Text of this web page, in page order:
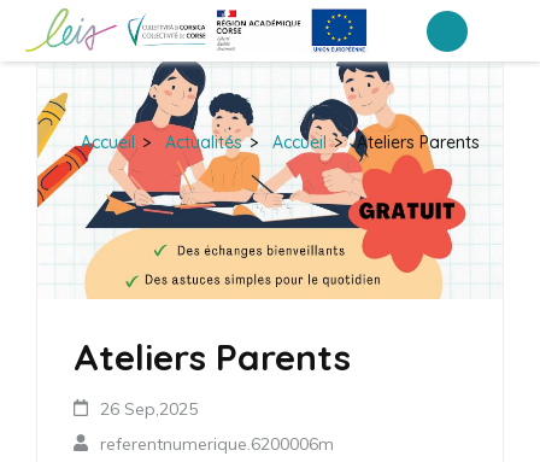
contenu
(Pressez
Entrée)
Collège Arthur Giovoni – Ajaccio
Accueil > Actualités > Accueil > Ateliers Parents
Ateliers Parents
26 Sep,2025
referentnumerique.6200006m